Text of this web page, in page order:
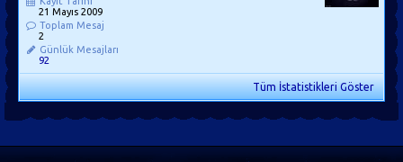
21 Mayıs 2009
Toplam Mesaj
2
Günlük Mesajları
92
Tüm İstatistikleri Göster